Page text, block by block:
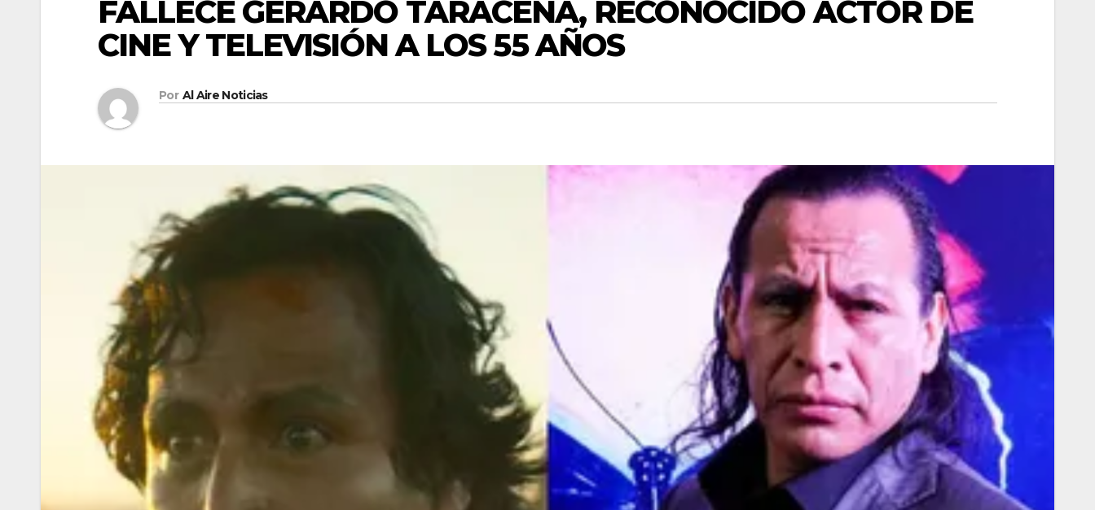
FALLECE GERARDO TARACENA, RECONOCIDO ACTOR DE
CINE Y TELEVISIÓN A LOS 55 AÑOS
Por Al Aire Noticias